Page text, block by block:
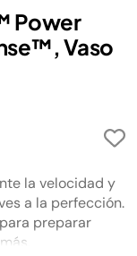
Power
Vaso
la velocidad y
a la perfección.
preparar